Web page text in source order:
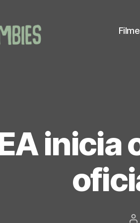
inicia